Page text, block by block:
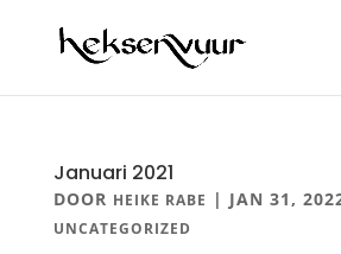
Januari 2021
DOOR HEIKE RABE | JAN 31,
UNCATEGORIZED